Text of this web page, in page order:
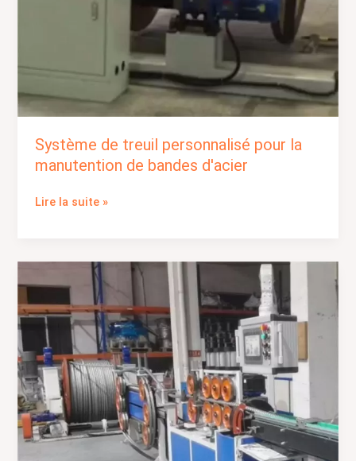
Système de treuil personnalisé pour la
manutention de bandes d'acier
Lire la suite »
câble
automatique
et
treuil